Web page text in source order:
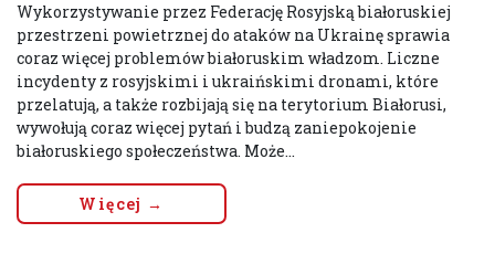
Wykorzystywanie przez Federację Rosyjską białoruskiej
przestrzeni powietrznej do ataków na Ukrainę sprawia
coraz więcej problemów białoruskim władzom. Liczne
incydenty z rosyjskimi i ukraińskimi dronami, które
przelatują, a także rozbijają się na terytorium Białorusi,
wywołują coraz więcej pytań i budzą zaniepokojenie
białoruskiego społeczeństwa. Może...
Więcej →